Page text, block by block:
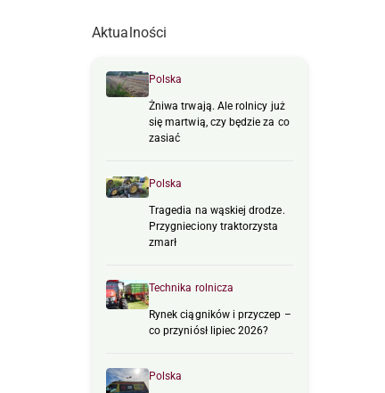
Aktualności
Polska
Żniwa trwają. Ale rolnicy już
się martwią, czy będzie za co
zasiać
Polska
Tragedia na wąskiej drodze.
Przygnieciony traktorzysta
zmarł
Technika rolnicza
Rynek ciągników i przyczep –
co przyniósł lipiec 2026?
Polska